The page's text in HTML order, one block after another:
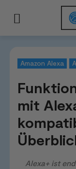
Amazon Alexa
mit
Alexa+ ist